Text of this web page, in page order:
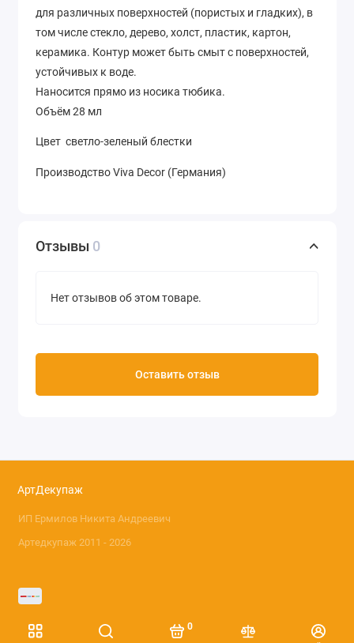
0
для различных поверхностей (пористых и гладких), в
том числе стекло, дерево, холст, пластик, картон,
керамика. Контур может быть смыт с поверхностей,
устойчивых к воде.
Наносится прямо из носика тюбика.
Объём 28 мл
Цвет светло-зеленый блестки
Производство Viva Decor (Германия)
Отзывы 0
Нет отзывов об этом товаре.
Оставить отзыв
АртДекупаж
ИП Ермилов Никита Андреевич
Артедкупаж 2011 - 2026